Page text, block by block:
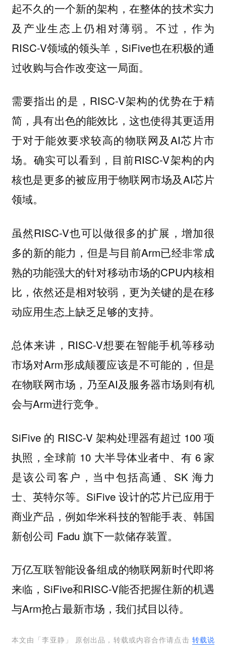
起不久的一个新的架构，在整体的技术实力
及产业生态上仍相对薄弱。不过，作为
RISC-V领域的领头羊，SiFive也在积极的通
过收购与合作改变这一局面。
需要指出的是，RISC-V架构的优势在于精
简，具有出色的能效比，这也使得其更适用
于对于能效要求较高的物联网及AI芯片市
场。确实可以看到，目前RISC-V架构的内
核也是更多的被应用于物联网市场及AI芯片
领域。
虽然RISC-V也可以做很多的扩展，增加很
多的新的能力，但是与目前Arm已经非常成
熟的功能强大的针对移动市场的CPU内核相
比，依然还是相对较弱，更为关键的是在移
动应用生态上缺乏足够的支持。
总体来讲，RISC-V想要在智能手机等移动
市场对Arm形成颠覆应该是不可能的，但是
在物联网市场，乃至AI及服务器市场则有机
会与Arm进行竞争。
SiFive 的 RISC-V 架构处理器有超过 100 项
执照，全球前 10 大半导体业者中、有 6 家
是该公司客户，当中包括高通、SK 海力
士、英特尔等。SiFive 设计的芯片已应用于
商业产品，例如华米科技的智能手表、韩国
新创公司 Fadu 旗下一款储存装置。
万亿互联智能设备组成的物联网新时代即将
来临，SiFive和RISC-V能否把握住新的机遇
与Arm抢占最新市场，我们拭目以待。
本文由「 李亚静 」 原创出品，转载或内容合作请点击 转载说